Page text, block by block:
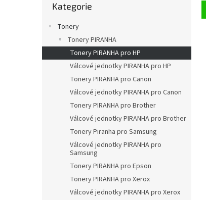
n
kategorie
Kategorie
Tonery
Tonery PIRANHA
Tonery PIRANHA pro HP
Válcové jednotky PIRANHA pro HP
Tonery PIRANHA pro Canon
Válcové jednotky PIRANHA pro Canon
Tonery PIRANHA pro Brother
Válcové jednotky PIRANHA pro Brother
Tonery Piranha pro Samsung
Válcové jednotky PIRANHA pro
Samsung
Tonery PIRANHA pro Epson
Tonery PIRANHA pro Xerox
Válcové jednotky PIRANHA pro Xerox